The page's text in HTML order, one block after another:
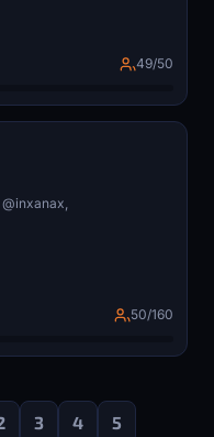
49/50
50/160
3 4 5